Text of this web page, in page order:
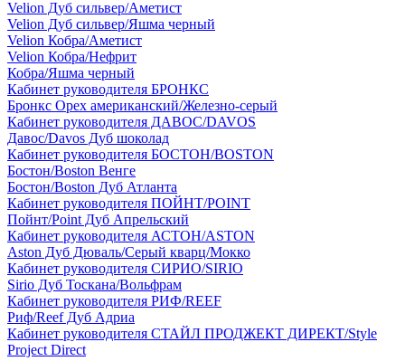
Velion Дуб сильвер/Аметист
Velion Дуб сильвер/Яшма черный
Velion Кобра/Аметист
Velion Кобра/Нефрит
Кобра/Яшма черный
Кабинет руководителя БРОНКС
Бронкс Орех американский/Железно-серый
Кабинет руководителя ДАВОС/DAVOS
Давос/Davos Дуб шоколад
Кабинет руководителя БОСТОН/BOSTON
Бостон/Boston Венге
Бостон/Boston Дуб Атланта
Кабинет руководителя ПОЙНТ/POINT
Пойнт/Point Дуб Апрельский
Кабинет руководителя АСТОН/ASTON
Aston Дуб Дюваль/Серый кварц/Мокко
Кабинет руководителя СИРИО/SIRIO
Sirio Дуб Тоскана/Вольфрам
Кабинет руководителя РИФ/REEF
Риф/Reef Дуб Адриа
Кабинет руководителя СТАЙЛ ПРОДЖЕКТ ДИРЕКТ/Style
Project Direct